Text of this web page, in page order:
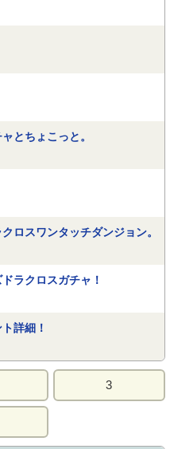
とちょこっと。
ロスワンタッチダンジョン。
ラクロスガチャ！
詳細！
3